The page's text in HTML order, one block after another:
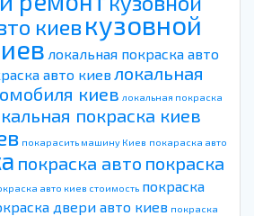
киев кузовной
локальная покраска авто
авто киев локальная
киев локальная покраска
покраска киев
покарасить машину Киев покараска авто
покраска авто покраска
авто киев стоимость покраска
двери авто киев покраска